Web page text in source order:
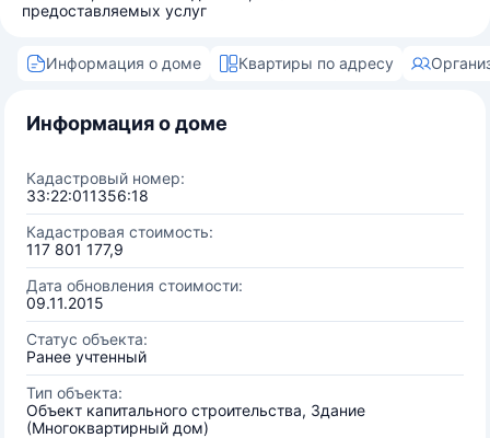
предоставляемых услуг
Информация о доме Квартиры по адресу
Информация о доме
Кадастровый номер:
33:22:011356:18
Кадастровая стоимость:
117 801 177,9
Дата обновления стоимости:
09.11.2015
Статус объекта:
Ранее учтенный
Тип объекта:
Объект капитального строительства, Здание
(Многоквартирный дом)